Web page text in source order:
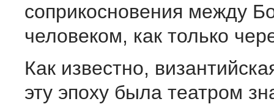
соприкосновения между
человеком, как только
Как известно,
эту эпоху была театром